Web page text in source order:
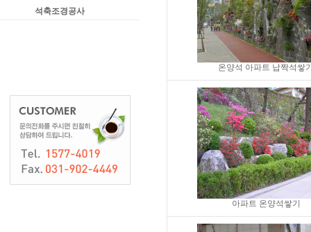
석축조경공사
온양석 아파트 납짝석쌓
아파트 온양석쌓기